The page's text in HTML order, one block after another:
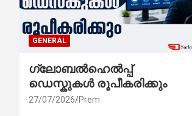
GENERAL
ഗ്ലോബൽഹെൽപ്പ്
ഡെസ്കുകൾ രൂപീകരിക്കും
27/07/2026 Prem